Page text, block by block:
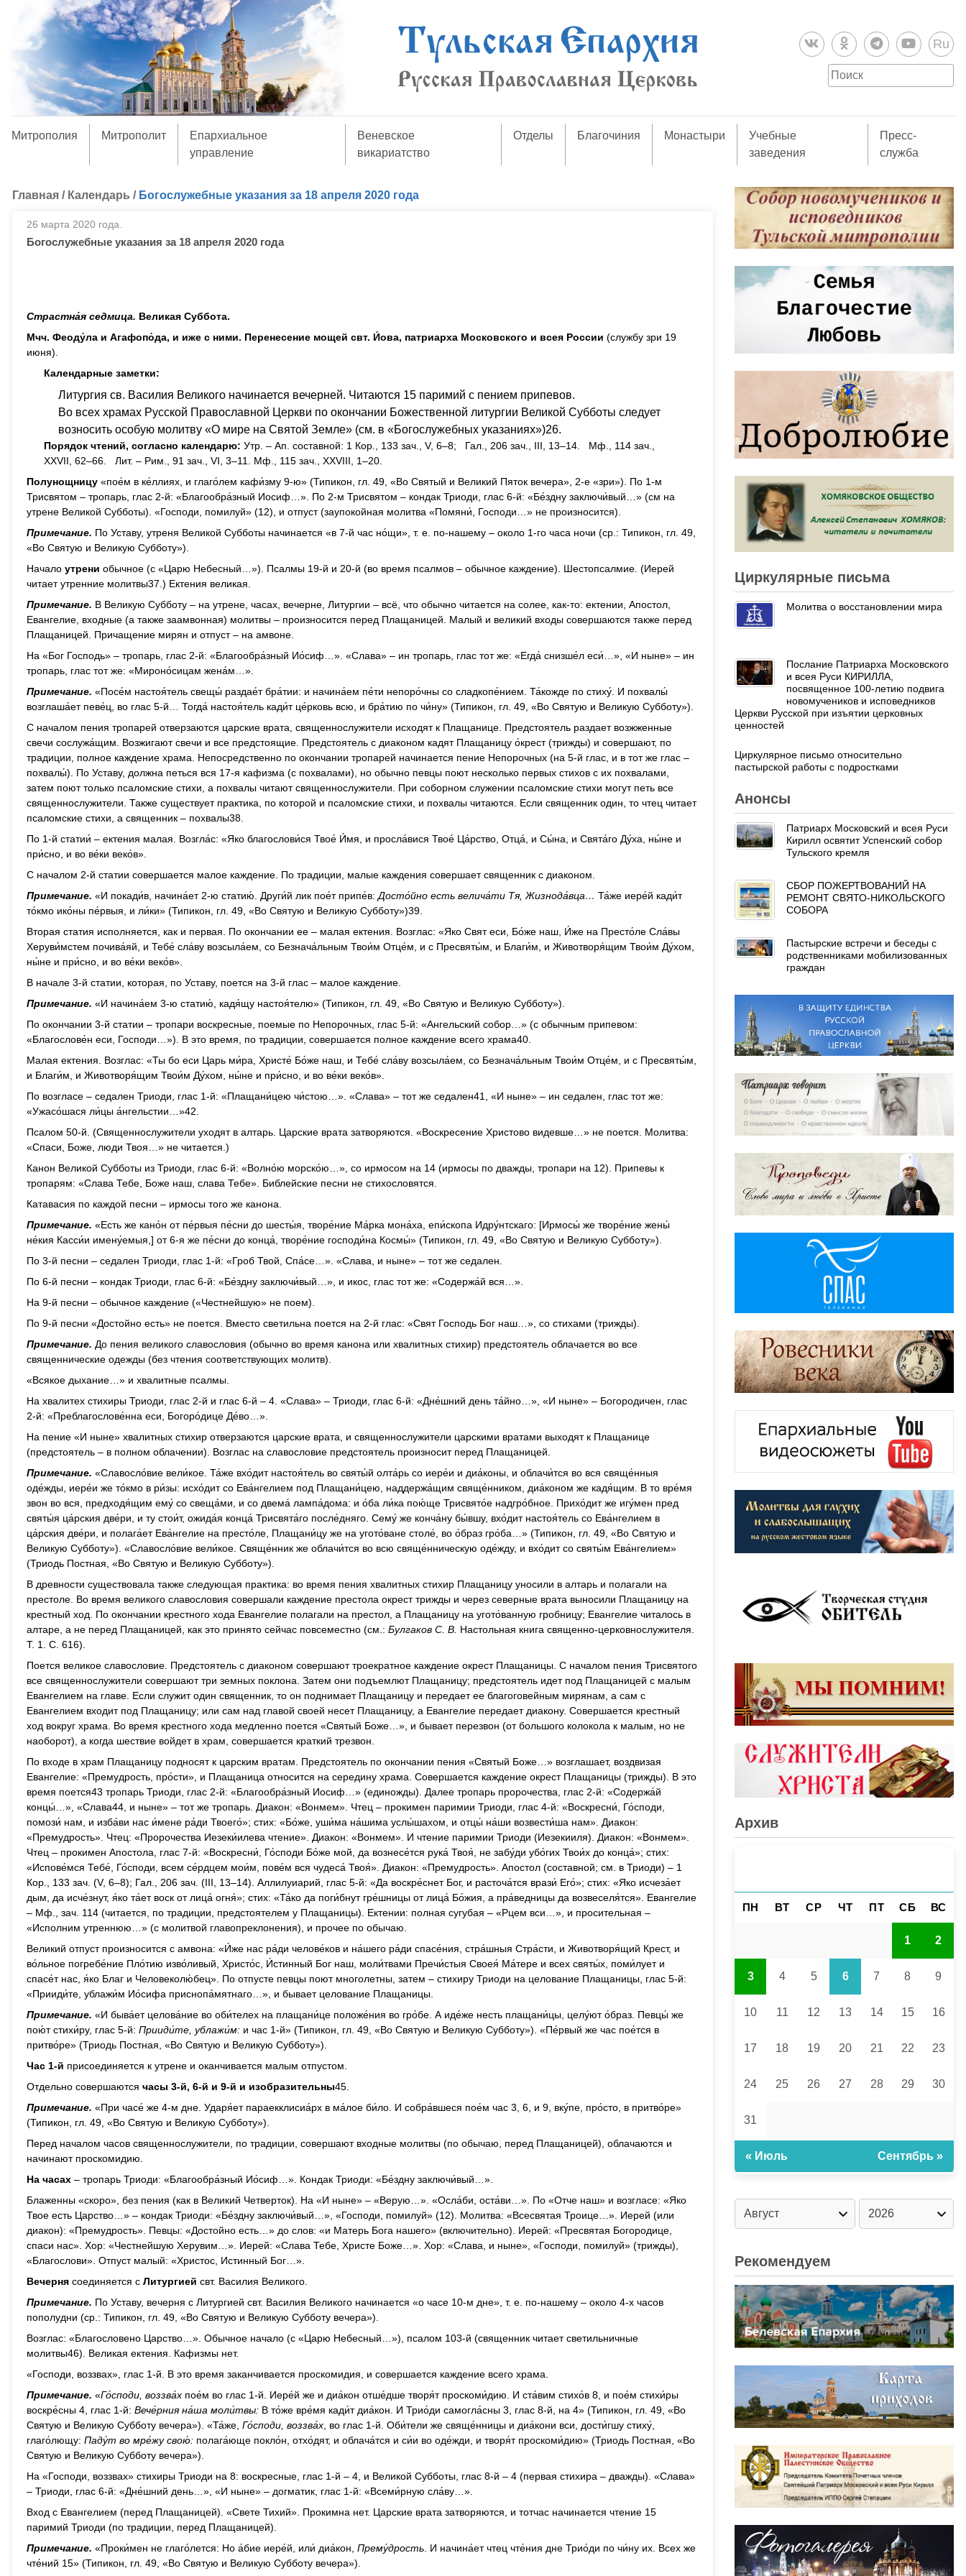
Ru
Митрополия Митрополит
Епархиальное
управление
Веневское
викариатство
Отделы Благочиния Монастыри
Учебные
заведения
Пресс-
служба
Главная / Календарь / Богослужебные указания за 18 апреля 2020 года
26 марта 2020 года.
Богослужебные указания за 18 апреля 2020 года
Страстна́я седмица. Великая Суббота.
Мчч. Феоду́ла и Агафопо́да, и иже с ними. Перенесение мощей свт. И́ова, патриарха Московского и всея России (службу зри 19
июня).
Календарные заметки:
Литургия св. Василия Великого начинается вечерней. Читаются 15 паримий с пением припевов.
Во всех храмах Русской Православной Церкви по окончании Божественной литургии Великой Субботы следует
возносить особую молитву «О мире на Святой Земле» (см. в «Богослужебных указаниях»)26.
Порядок чтений, согласно календарю: Утр. – Ап. составной: 1 Кор., 133 зач., V, 6–8; Гал., 206 зач., III, 13–14. Мф., 114 зач.,
XXVII, 62–66. Лит. – Рим., 91 зач., VI, 3–11. Мф., 115 зач., XXVIII, 1–20.
Полунощницу «пое́м в ке́ллиях, и глаго́лем кафи́зму 9-ю» (Типикон, гл. 49, «Во Святый и Великий Пяток вечера», 2-е «зри»). По 1-м
Трисвятом – тропарь, глас 2-й: «Благообра́зный Иосиф…». По 2-м Трисвятом – кондак Триоди, глас 6-й: «Бе́здну заключи́вый…» (см на
утрене Великой Субботы). «Господи, помилуй» (12), и отпуст (заупокойная молитва «Помяни́, Господи…» не произносится).
Примечание. По Уставу, утреня Великой Субботы начинается «в 7-й час но́щи», т. е. по-нашему – около 1-го часа ночи (ср.: Типикон, гл. 49,
«Во Святую и Великую Субботу»).
Начало утрени обычное (с «Царю Небесный…»). Псалмы 19-й и 20-й (во время псалмов – обычное каждение). Шестопсалмие. (Иерей
читает утренние молитвы37.) Ектения великая.
Примечание. В Великую Субботу – на утрене, часах, вечерне, Литургии – всё, что обычно читается на солее, как-то: ектении, Апостол,
Евангелие, входные (а также заамвонная) молитвы – произносится перед Плащаницей. Малый и великий входы совершаются также перед
Плащаницей. Причащение мирян и отпуст – на амвоне.
На «Бог Господь» – тропарь, глас 2-й: «Благообра́зный Ио́сиф…». «Слава» – ин тропарь, глас тот же: «Егда́ снизше́л еси́…», «И ныне» – ин
тропарь, глас тот же: «Мироно́сицам жена́м…».
Примечание. «Посе́м настоя́тель свещы́ раздае́т бра́тии: и начина́ем пе́ти непоро́чны со сладкопе́нием. Та́кожде по стиху́. И похвалы́
возглаша́ет певе́ц, во глас 5-й… Тогда́ настоя́тель кади́т це́рковь всю, и бра́тию по чи́ну» (Типикон, гл. 49, «Во Святую и Великую Субботу»).
С началом пения тропарей отверзаются царские врата, священнослужители исходят к Плащанице. Предстоятель раздает возжженные
свечи сослужа́щим. Возжигают свечи и все предстоящие. Предстоятель с диаконом кадят Плащаницу о́крест (трижды) и совершают, по
традиции, полное каждение храма. Непосредственно по окончании тропарей начинается пение Непорочных (на 5-й глас, и в тот же глас –
похвалы́). По Уставу, должна петься вся 17-я кафизма (с похвалами), но обычно певцы поют несколько первых стихов с их похвалами,
затем поют только псаломские стихи, а похвалы читают священнослужители. При соборном служении псаломские стихи могут петь все
священнослужители. Также существует практика, по которой и псаломские стихи, и похвалы читаются. Если священник один, то чтец читает
псаломские стихи, а священник – похвалы38.
По 1-й статии́ – ектения малая. Возгла́с: «Яко благослови́ся Твое́ И́мя, и просла́вися Твое́ Ца́рство, Отца́, и Сы́на, и Свята́го Ду́ха, ны́не и
при́сно, и во ве́ки веко́в».
С началом 2-й статии совершается малое каждение. По традиции, малые каждения совершает священник с диаконом.
Примечание. «И покади́в, начина́ет 2-ю статию́. Други́й лик пое́т припе́в: Досто́йно есть велича́ти Тя, Жизнода́вца… Та́же иере́й кади́т
то́кмо ико́ны пе́рвыя, и ли́ки» (Типикон, гл. 49, «Во Святую и Великую Субботу»)39.
Вторая статия исполняется, как и первая. По окончании ее – малая ектения. Возглас: «Яко Свят еси, Бо́же наш, И́же на Престо́ле Сла́вы
Херуви́мстем почива́яй, и Тебе́ сла́ву возсыла́ем, со Безнача́льным Твои́м Отце́м, и с Пресвяты́м, и Благи́м, и Животворя́щим Твои́м Ду́хом,
ны́не и при́сно, и во ве́ки веко́в».
В начале 3-й статии, которая, по Уставу, поется на 3-й глас – малое каждение.
Примечание. «И начина́ем 3-ю статию́, кадя́щу настоя́телю» (Типикон, гл. 49, «Во Святую и Великую Субботу»).
По окончании 3-й статии – тропари воскресные, поемые по Непорочных, глас 5-й: «Ангельский собор…» (с обычным припевом:
«Благослове́н еси, Господи…»). В это время, по традиции, совершается полное каждение всего храма40.
Малая ектения. Возглас: «Ты бо еси Царь ми́ра, Христе́ Бо́же наш, и Тебе́ сла́ву возсыла́ем, со Безнача́льным Твои́м Отце́м, и с Пресвяты́м,
и Благи́м, и Животворя́щим Твои́м Ду́хом, ны́не и при́сно, и во ве́ки веко́в».
По возгласе – седален Триоди, глас 1-й: «Плащани́цею чи́стою…». «Слава» – тот же седален41, «И ныне» – ин седален, глас тот же:
«Ужасо́шася ли́цы а́нгельстии…»42.
Псалом 50-й. (Священнослужители уходят в алтарь. Царские врата затворяются. «Воскресение Христово видевше…» не поется. Молитва:
«Спаси, Боже, люди Твоя…» не читается.)
Канон Великой Субботы из Триоди, глас 6-й: «Волно́ю морско́ю…», со ирмосом на 14 (ирмосы по дважды, тропари на 12). Припевы к
тропарям: «Слава Тебе, Боже наш, слава Тебе». Библейские песни не стихословятся.
Катавасия по каждой песни – ирмосы того же канона.
Примечание. «Есть же кано́н от пе́рвыя пе́сни до шесты́я, творе́ние Ма́рка мона́ха, епи́скопа Идру́нтскаго: [Ирмосы́ же творе́ние жены́
не́кия Касси́и имену́емыя,] от 6-я же пе́сни до конца́, творе́ние господи́на Космы́» (Типикон, гл. 49, «Во Святую и Великую Субботу»).
По 3-й песни – седален Триоди, глас 1-й: «Гроб Твой, Спа́се…». «Слава, и ныне» – тот же седален.
По 6-й песни – кондак Триоди, глас 6-й: «Бе́здну заключи́вый…», и икос, глас тот же: «Содержа́й вся…».
На 9-й песни – обычное каждение («Честнейшую» не поем).
По 9-й песни «Достойно есть» не поется. Вместо светильна поется на 2-й глас: «Свят Господь Бог наш…», со стихами (трижды).
Примечание. До пения великого славословия (обычно во время канона или хвалитных стихир) предстоятель облачается во все
священнические одежды (без чтения соответствующих молитв).
«Всякое дыхание…» и хвалитные псалмы.
На хвалитех стихиры Триоди, глас 2-й и глас 6-й – 4. «Слава» – Триоди, глас 6-й: «Дне́шний день та́йно…», «И ныне» – Богородичен, глас
2-й: «Преблагослове́нна еси, Богоро́дице Де́во…».
На пение «И ныне» хвалитных стихир отверзаются царские врата, и священнослужители царскими вратами выходят к Плащанице
(предстоятель – в полном облачении). Возглас на славословие предстоятель произносит перед Плащаницей.
Примечание. «Славосло́вие вели́кое. Та́же вхо́дит настоя́тель во святы́й олта́рь со иере́и и диа́коны, и облачи́тся во вся свяще́нныя
оде́жды, иере́и же то́кмо в ри́зы: исхо́дит со Ева́нгелием под Плащани́цею, наддержа́щим свяще́нником, диа́коном же кадя́щим. В то вре́мя
звон во вся, предходя́щим ему́ со свеща́ми, и со двема́ лампа́дома: и о́ба ли́ка пою́ще Трисвято́е надгро́бное. Прихо́дит же игу́мен пред
святы́я ца́рския две́ри, и ту стои́т, ожида́я конца́ Трисвята́го после́дняго. Сему́ же конча́ну бы́вшу, вхо́дит настоя́тель со Ева́нгелием в
ца́рския две́ри, и полага́ет Ева́нгелие на престо́ле, Плащани́цу же на угото́ване столе́, во о́браз гро́ба…» (Типикон, гл. 49, «Во Святую и
Великую Субботу»). «Славосло́вие вели́кое. Свяще́нник же облачи́тся во всю свяще́нническую оде́жду, и вхо́дит со святы́м Ева́нгелием»
(Триодь Постная, «Во Святую и Великую Субботу»).
В древности существовала также следующая практика: во время пения хвалитных стихир Плащаницу уносили в алтарь и полагали на
престоле. Во время великого славословия совершали каждение престола окрест трижды и через северные врата выносили Плащаницу на
крестный ход. По окончании крестного хода Евангелие полагали на престол, а Плащаницу на угото́ванную гробницу; Евангелие читалось в
алтаре, а не перед Плащаницей, как это принято сейчас повсеместно (см.: Булгаков С. В. Настольная книга священно-церковнослужителя.
Т. 1. С. 616).
Поется великое славословие. Предстоятель с диаконом совершают троекратное каждение окрест Плащаницы. С началом пения Трисвятого
все священнослужители совершают три земных поклона. Затем они подъемлют Плащаницу; предстоятель идет под Плащаницей с малым
Евангелием на главе. Если служит один священник, то он поднимает Плащаницу и передает ее благоговейным мирянам, а сам с
Евангелием входит под Плащаницу; или сам над главой своей несет Плащаницу, а Евангелие передает диакону. Совершается крестный
ход вокруг храма. Во время крестного хода медленно поется «Святый Боже…», и бывает перезвон (от большого колокола к малым, но не
наоборот), а когда шествие войдет в храм, совершается краткий трезвон.
По входе в храм Плащаницу подносят к царским вратам. Предстоятель по окончании пения «Святый Боже…» возглашает, воздвизая
Евангелие: «Премудрость, про́сти», и Плащаница относится на середину храма. Совершается каждение окрест Плащаницы (трижды). В это
время поется43 тропарь Триоди, глас 2-й: «Благообра́зный Иосиф…» (единожды). Далее тропарь пророчества, глас 2-й: «Содержа́й
концы́…», «Слава44, и ныне» – тот же тропарь. Диакон: «Вонмем». Чтец – прокимен паримии Триоди, глас 4-й: «Воскресни́, Го́споди,
помози́ нам, и изба́ви нас и́мене ра́ди Твоего́»; стих: «Бо́же, уши́ма на́шима услы́шахом, и отцы́ на́ши возвести́ша нам». Диакон:
«Премудрость». Чтец: «Пророчества Иезеки́илева чтение». Диакон: «Вонмем». И чтение паримии Триоди (Иезекииля). Диакон: «Вонмем».
Чтец – прокимен Апостола, глас 7-й: «Воскресни́, Го́споди Бо́же мой, да вознесе́тся рука́ Твоя́, не забу́ди убо́гих Твои́х до конца́»; стих:
«Испове́мся Тебе́, Го́споди, всем се́рдцем мои́м, пове́м вся чудеса́ Твоя́». Диакон: «Премудрость». Апостол (составной; см. в Триоди) – 1
Кор., 133 зач. (V, 6–8); Гал., 206 зач. (III, 13–14). Аллилуиарий, глас 5-й: «Да воскре́снет Бог, и расточа́тся врази́ Его́»; стих: «Яко исчеза́ет
дым, да исче́знут, я́ко та́ет воск от лица́ огня́»; стих: «Та́ко да поги́бнут гре́шницы от лица́ Бо́жия, а пра́ведницы да возвеселя́тся». Евангелие
– Мф., зач. 114 (читается, по традиции, предстоятелем у Плащаницы). Ектении: полная сугубая – «Рцем вси…», и просительная –
«Исполним утреннюю…» (с молитвой главопреклонения), и прочее по обычаю.
Великий отпуст произносится с амвона: «И́же нас ра́ди челове́ков и на́шего ра́ди спасе́ния, стра́шныя Стра́сти, и Животворя́щий Крест, и
во́льное погребе́ние Пло́тию изво́ливый, Христо́с, И́стинный Бог наш, моли́твами Пречи́стыя Своея́ Ма́тере и всех святы́х, поми́лует и
спасе́т нас, я́ко Благ и Человеколю́бец». По отпусте певцы поют многолетны, затем – стихиру Триоди на целование Плащаницы, глас 5-й:
«Прииди́те, ублажи́м Ио́сифа приснопа́мятнаго…», и бывает целование Плащаницы.
Примечание. «И быва́ет целова́ние во оби́телех на плащани́це положе́ния во гро́бе. А иде́же несть плащани́цы, целу́ют о́браз. Певцы́ же
пою́т стихи́ру, глас 5-й: Прииди́те, ублажи́м: и час 1-й» (Типикон, гл. 49, «Во Святую и Великую Субботу»). «Пе́рвый же час пое́тся в
притво́ре» (Триодь Постная, «Во Святую и Великую Субботу»).
Час 1-й присоединяется к утрене и оканчивается малым отпустом.
Отдельно совершаются часы 3-й, 6-й и 9-й и изобразительны45.
Примечание. «При часе́ же 4-м дне. Ударя́ет параекклисиа́рх в ма́лое би́ло. И собра́вшеся пое́м час 3, 6, и 9, вку́пе, про́сто, в притво́ре»
(Типикон, гл. 49, «Во Святую и Великую Субботу»).
Перед началом часов священнослужители, по традиции, совершают входные молитвы (по обычаю, перед Плащаницей), облачаются и
начинают проскомидию.
На часах – тропарь Триоди: «Благообра́зный Ио́сиф…». Кондак Триоди: «Бе́здну заключи́вый…».
Блаженны «скоро», без пения (как в Великий Четверток). На «И ныне» – «Верую…». «Осла́би, оста́ви…». По «Отче наш» и возгласе: «Яко
Твое есть Царство…» – кондак Триоди: «Бе́здну заключи́вый…», «Господи, помилуй» (12). Молитва: «Всесвятая Троице…». Иерей (или
диакон): «Премудрость». Певцы: «Достойно есть…» до слов: «и Матерь Бога нашего» (включительно). Иерей: «Пресвятая Богородице,
спаси нас». Хор: «Честнейшую Херувим…». Иерей: «Слава Тебе, Христе Боже…». Хор: «Слава, и ныне», «Господи, помилуй» (трижды),
«Благослови». Отпуст малый: «Христос, Истинный Бог…».
Вечерня соединяется с Литургией свт. Василия Великого.
Примечание. По Уставу, вечерня с Литургией свт. Василия Великого начинается «о часе 10-м дне», т. е. по-нашему – около 4-х часов
пополудни (ср.: Типикон, гл. 49, «Во Святую и Великую Субботу вечера»).
Возглас: «Благословено Царство…». Обычное начало (с «Царю Небесный…»), псалом 103-й (священник читает светильничные
молитвы46). Великая ектения. Кафизмы нет.
«Господи, воззвах», глас 1-й. В это время заканчивается проскомидия, и совершается каждение всего храма.
Примечание. «Го́споди, воззва́х пое́м во глас 1-й. Иере́й же и диа́кон отше́дше творя́т проскоми́дию. И ста́вим стихо́в 8, и пое́м стихи́ры
воскре́сны 4, глас 1-й: Вече́рния на́ша моли́твы: В то́же вре́мя кади́т диа́кон. И Трио́ди самогла́сны 3, глас 8-й, на 4» (Типикон, гл. 49, «Во
Святую и Великую Субботу вечера»). «Та́же, Го́споди, воззва́х , во глас 1-й. Оби́тели же свяще́нницы и диа́кони вси, дости́гшу стиху́,
глаго́лющу: Паду́т во мре́жу свою́: полага́юще покло́н, отхо́дят, и облача́тся и си́и во оде́жди, и творя́т проскоми́дию» (Триодь Постная, «Во
Святую и Великую Субботу вечера»).
На «Господи, воззвах» стихиры Триоди на 8: воскресные, глас 1-й – 4, и Великой Субботы, глас 8-й – 4 (первая стихира – дважды). «Слава»
– Триоди, глас 6-й: «Дне́шний день…», «И ныне» – догматик, глас 1-й: «Всеми́рную сла́ву…».
Вход с Евангелием (перед Плащаницей). «Свете Тихий». Прокимна нет. Царские врата затворяются, и тотчас начинается чтение 15
паримий Триоди (по традиции, перед Плащаницей).
Примечание. «Проки́мен не глаго́лется: Но а́бие иере́й, или́ диа́кон, Прему́дрость . И начина́ет чтец чте́ния дне Трио́ди по чи́ну их. Всех же
чте́ний 15» (Типикон, гл. 49, «Во Святую и Великую Субботу вечера»).
Циркулярные письма
Молитва о восстановлении мира
Послание Патриарха Московского
и всея Руси КИРИЛЛА,
посвященное 100-летию подвига
новомучеников и исповедников
Церкви Русской при изъятии церковных
ценностей
Циркулярное письмо относительно
пастырской работы с подростками
Анонсы
Патриарх Московский и всея Руси
Кирилл освятит Успенский собор
Тульского кремля
СБОР ПОЖЕРТВОВАНИЙ НА
РЕМОНТ СВЯТО-НИКОЛЬСКОГО
СОБОРА
Пастырские встречи и беседы с
родственниками мобилизованных
граждан
Архив
ПН ВТ СР ЧТ ПТ СБ ВС
1 2
3 4 5 6 7 8 9
10 11 12 13 14 15 16
17 18 19 20 21 22 23
24 25 26 27 28 29 30
31
« Июль Сентябрь »
Рекомендуем